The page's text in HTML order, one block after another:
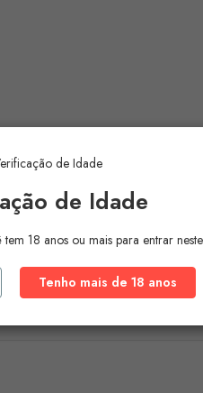
de Idade
18 anos ou mais para entrar
Tenho mais de 18 anos